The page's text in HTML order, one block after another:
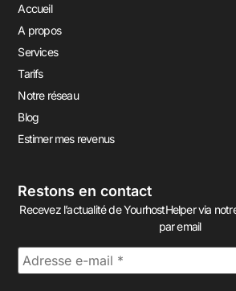
Accueil
A propos
Services
Tarifs
Notre réseau
Blog
Estimer mes revenus
Restons en contact
Recevez l’actualité de YourhostHelper via
par email